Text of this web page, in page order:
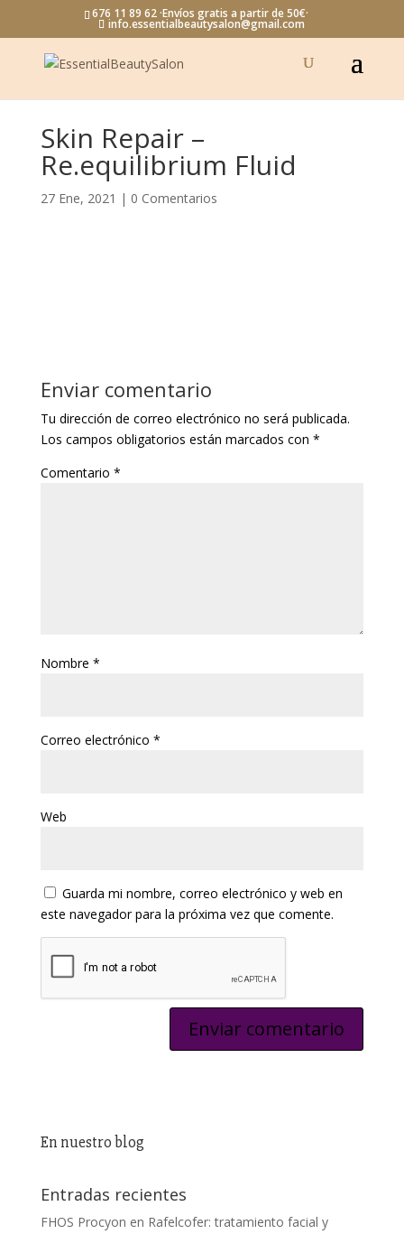
676 11 89 62 ·Envíos gratis a partir de 50€·
info.essentialbeautysalon@gmail.com
Skin Repair –
Re.equilibrium Fluid
27 Ene, 2021 | 0 Comentarios
Enviar comentario
Tu dirección de correo electrónico no será publicada.
Los campos obligatorios están marcados con *
Comentario *
Nombre *
Correo electrónico *
Web
Guarda mi nombre, correo electrónico y web en
este navegador para la próxima vez que comente.
En nuestro blog
Entradas recientes
FHOS Procyon en Rafelcofer: tratamiento facial y